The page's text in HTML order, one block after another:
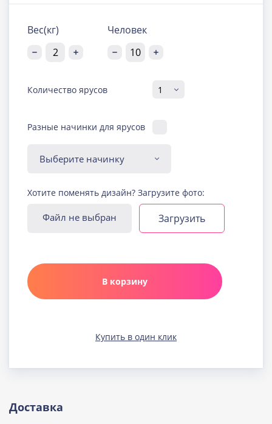
Вес(кг) Человек
Количество ярусов
Разные начинки для ярусов
Диабетическая-
безглютеновая начинка
Узнать подробнее о начинке
Йогуртовая с ягодами
Узнать подробнее о начинке
Карамельная
Узнать подробнее о начинке
(постная)
Хотите поменять дизайн? Загрузите фото:
Файл не выбран Загрузить
В корзину
Купить в один клик
Доставка